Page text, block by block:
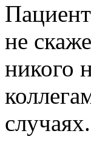
не
никого
случаях.